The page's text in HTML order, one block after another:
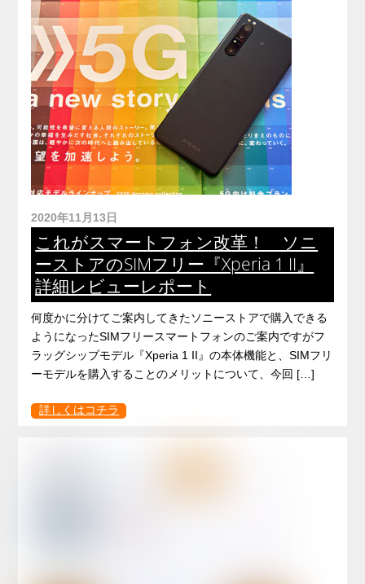
2020年11月13日
これがスマートフォン改革！ ソニ
ーストアのSIMフリー『Xperia 1 II』
詳細レビューレポート
何度かに分けてご案内してきたソニーストアで購入できる
ようになったSIMフリースマートフォンのご案内ですがフ
ラッグシップモデル『Xperia 1 II』の本体機能と、SIMフリ
ーモデルを購入することのメリットについて、今回 […]
詳しくはコチラ